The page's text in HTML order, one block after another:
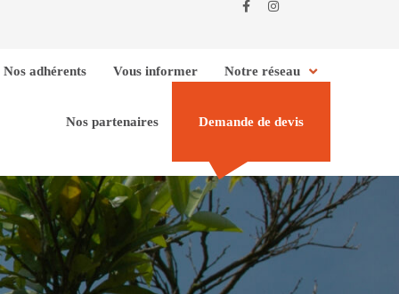
Nos adhérents Vous informer Notre réseau
Nos partenaires Demande de devis